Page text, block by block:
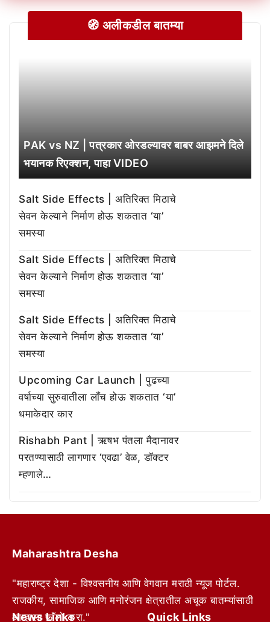
🧭 अलीकडील बातम्या
PAK vs NZ | पत्रकार ओरडल्यावर बाबर आझमने दिले
भयानक रिएक्शन, पाहा VIDEO
Salt Side Effects | अतिरिक्त मिठाचे
सेवन केल्याने निर्माण होऊ शकतात ‘या’
समस्या
Salt Side Effects | अतिरिक्त मिठाचे
सेवन केल्याने निर्माण होऊ शकतात ‘या’
समस्या
Salt Side Effects | अतिरिक्त मिठाचे
सेवन केल्याने निर्माण होऊ शकतात ‘या’
समस्या
Upcoming Car Launch | पुढच्या
वर्षाच्या सुरुवातीला लाँच होऊ शकतात ‘या’
धमाकेदार कार
Rishabh Pant | ऋषभ पंतला मैदानावर
परतण्यासाठी लागणार ‘एवढा’ वेळ, डॉक्टर
म्हणाले…
Maharashtra Desha
"महाराष्ट्र देशा - विश्वसनीय आणि वेगवान मराठी न्यूज पोर्टल.
राजकीय, सामाजिक आणि मनोरंजन क्षेत्रातील अचूक बातम्यांसाठी
आम्हाला फॉलो करा."
News Links Quick Links